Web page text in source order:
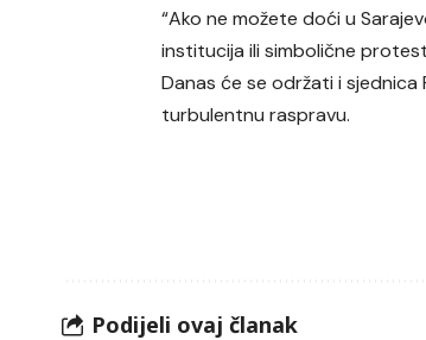
“Ako ne možete doći u
institucija ili simbolične
Danas će se održati i
turbulentnu raspravu.
Podijeli ovaj članak